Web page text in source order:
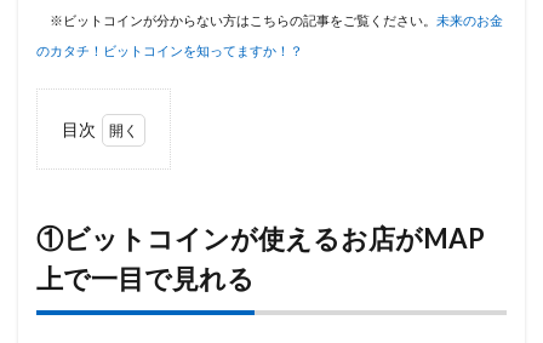
※ビットコインが分からない方はこちらの記事をご覧ください。 未来のお金
のカタチ！ビットコインを知ってますか！？
目次
コイ
ンが
使え
るお
店が
①ビットコインが使えるお店がMAP
上で一目で見れる